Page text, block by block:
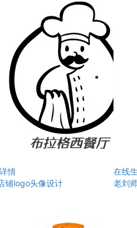
情
铺logo头像设计
在线
老刘